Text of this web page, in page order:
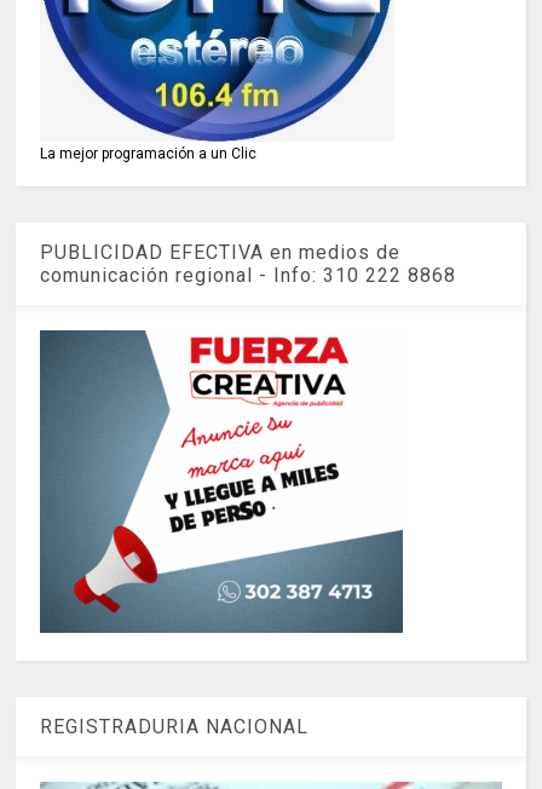
La mejor programación a un Clic
PUBLICIDAD EFECTIVA en medios de
comunicación regional - Info: 310 222 8868
REGISTRADURIA NACIONAL